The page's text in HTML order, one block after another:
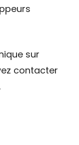
sur
contacter